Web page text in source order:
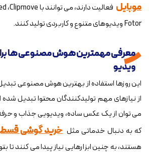
موبایل
Fotor ویدیوهای متنوع و کاربردی تولید کنند.
معرفی مهمترین هوش مصنوعی ها
ویدیو
این روزها استفاده از بهترین هوش مصنوعی
از نیازهای مهم تولیدکنندگان محتوا تبدیل شده
می توان از یک عکس ساده، ویدیویی جذاب و
که به دنبال خدماتی مثل خرید گوشی
هستند، به چنین ابزارهایی نیاز پیدا می کنند تا